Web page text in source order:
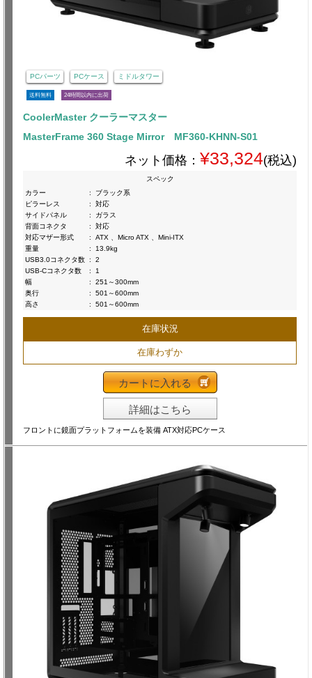
PCパーツ PCケース ミドルタワー
送料無料 24時間以内に出荷
CoolerMaster クーラーマスター
MasterFrame 360 Stage Mirror MF360-KHNN-S01
ネット価格： ¥33,324(税込)
スペック
カラー
:
ブラック系
ピラーレス
:
対応
サイドパネル
:
ガラス
背面コネクタ
:
対応
対応マザー形式
:
ATX 、Micro ATX 、Mini-ITX
重量
:
13.9kg
USB3.0コネクタ数 :
2
USB-Cコネクタ数
:
1
幅
:
251～300mm
奥行
:
501～600mm
高さ
: 501～600mm
在庫状況
在庫わずか
カートに入れる
詳細はこちら
フロントに鏡面プラットフォームを装備 ATX対応PCケース